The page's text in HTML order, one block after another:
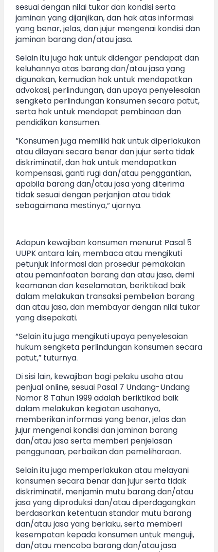
sesuai dengan nilai tukar dan kondisi serta
jaminan yang dijanjikan, dan hak atas informasi
yang benar, jelas, dan jujur mengenai kondisi dan
jaminan barang dan/atau jasa.
Selain itu juga hak untuk didengar pendapat dan
keluhannya atas barang dan/atau jasa yang
digunakan, kemudian hak untuk mendapatkan
advokasi, perlindungan, dan upaya penyelesaian
sengketa perlindungan konsumen secara patut,
serta hak untuk mendapat pembinaan dan
pendidikan konsumen.
”Konsumen juga memiliki hak untuk diperlakukan
atau dilayani secara benar dan jujur serta tidak
diskriminatif, dan hak untuk mendapatkan
kompensasi, ganti rugi dan/atau penggantian,
apabila barang dan/atau jasa yang diterima
tidak sesuai dengan perjanjian atau tidak
sebagaimana mestinya,” ujarnya.
Adapun kewajiban konsumen menurut Pasal 5
UUPK antara lain, membaca atau mengikuti
petunjuk informasi dan prosedur pemakaian
atau pemanfaatan barang dan atau jasa, demi
keamanan dan keselamatan, beriktikad baik
dalam melakukan transaksi pembelian barang
dan atau jasa, dan membayar dengan nilai tukar
yang disepakati.
”Selain itu juga mengikuti upaya penyelesaian
hukum sengketa perlindungan konsumen secara
patut,” tuturnya.
Di sisi lain, kewajiban bagi pelaku usaha atau
penjual online, sesuai Pasal 7 Undang-Undang
Nomor 8 Tahun 1999 adalah beriktikad baik
dalam melakukan kegiatan usahanya,
memberikan informasi yang benar, jelas dan
jujur mengenai kondisi dan jaminan barang
dan/atau jasa serta memberi penjelasan
penggunaan, perbaikan dan pemeliharaan.
Selain itu juga memperlakukan atau melayani
konsumen secara benar dan jujur serta tidak
diskriminatif, menjamin mutu barang dan/atau
jasa yang diproduksi dan/atau diperdagangkan
berdasarkan ketentuan standar mutu barang
dan/atau jasa yang berlaku, serta memberi
kesempatan kepada konsumen untuk menguji,
dan/atau mencoba barang dan/atau jasa